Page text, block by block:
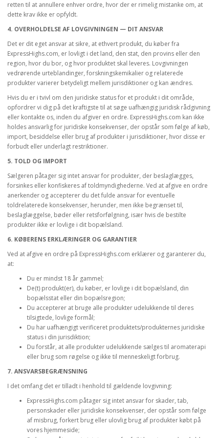
retten til at annullere enhver ordre, hvor der er rimelig mistanke om, at
dette krav ikke er opfyldt.
4. OVERHOLDELSE AF LOVGIVNINGEN — DIT ANSVAR
Det er dit eget ansvar at sikre, at ethvert produkt, du køber fra
ExpressHighs.com, er lovligt i det land, den stat, den provins eller den
region, hvor du bor, og hvor produktet skal leveres. Lovgivningen
vedrørende urteblandinger, forskningskemikalier og relaterede
produkter varierer betydeligt mellem jurisdiktioner og kan ændres.
Hvis du er i tvivl om den juridiske status for et produkt i dit område,
opfordrer vi dig på det kraftigste til at søge uafhængig juridisk rådgivning
eller kontakte os, inden du afgiver en ordre. ExpressHighs.com kan ikke
holdes ansvarlig for juridiske konsekvenser, der opstår som følge af køb,
import, besiddelse eller brug af produkter i jurisdiktioner, hvor disse er
forbudt eller underlagt restriktioner.
5. TOLD OG IMPORT
Sælgeren påtager sig intet ansvar for produkter, der beslaglægges,
forsinkes eller konfiskeres af toldmyndighederne. Ved at afgive en ordre
anerkender og accepterer du det fulde ansvar for eventuelle
toldrelaterede konsekvenser, herunder, men ikke begrænset til,
beslaglæggelse, bøder eller retsforfølgning, især hvis de bestilte
produkter ikke er lovlige i dit bopælsland.
6. KØBERENS ERKLÆRINGER OG GARANTIER
Ved at afgive en ordre på ExpressHighs.com erklærer og garanterer du,
at:
Du er mindst 18 år gammel;
De(t) produkt(er), du køber, er lovlige i dit bopælsland, din
bopælsstat eller din bopælsregion;
Du accepterer at bruge alle produkter udelukkende til deres
tilsigtede, lovlige formål;
Du har uafhængigt verificeret produktets/produkternes juridiske
status i din jurisdiktion;
Du forstår, at alle produkter udelukkende sælges til aromaterapi
eller brug som røgelse og ikke til menneskeligt forbrug.
7. ANSVARSBEGRÆNSNING
I det omfang det er tilladt i henhold til gældende lovgivning:
ExpressHighs.com påtager sig intet ansvar for skader, tab,
personskader eller juridiske konsekvenser, der opstår som følge
af misbrug, forkert brug eller ulovlig brug af produkter købt på
vores hjemmeside;